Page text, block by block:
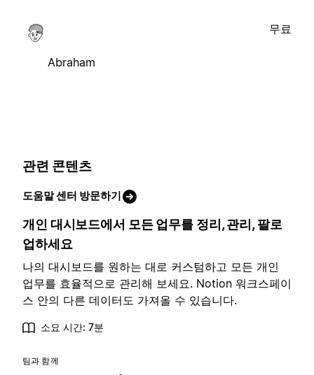
Abraham
무료
관련 콘텐츠
도움말 센터 방문하기
개인 대시보드에서 모든 업무를 정리, 관리, 팔로
업하세요
나의 대시보드를 원하는 대로 커스텀하고 모든 개인
업무를 효율적으로 관리해 보세요. Notion 워크스페이
스 안의 다른 데이터도 가져올 수 있습니다.
소요 시간: 7분
팀과 함께